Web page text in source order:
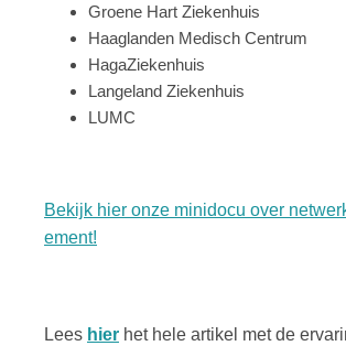
Groene Hart Ziekenhuis
Haaglanden Medisch Centrum
HagaZiekenhuis
Langeland Ziekenhuis
LUMC
Bekijk hier onze minidocu over
ement!
Lees hier het hele artikel met de